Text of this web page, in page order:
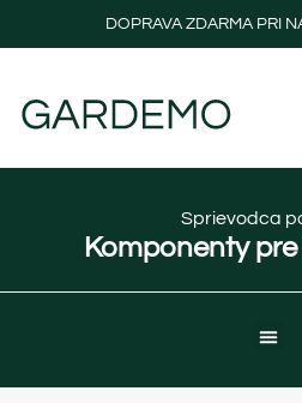
DOPRAVA ZDARMA PRI
Sprievodca
Komponenty